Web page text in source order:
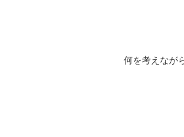
何を考えなが